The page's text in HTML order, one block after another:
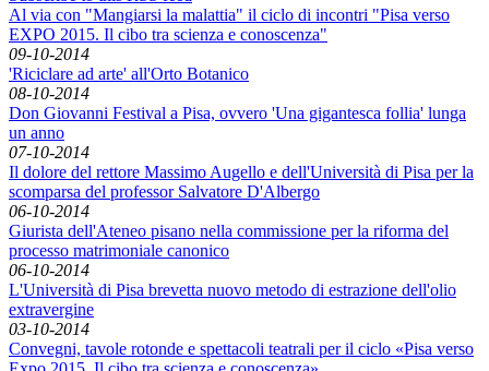
Al via con "Mangiarsi la malattia" il ciclo di incontri "Pisa verso
EXPO 2015. Il cibo tra scienza e conoscenza"
09-10-2014
'Riciclare ad arte' all'Orto Botanico
08-10-2014
Don Giovanni Festival a Pisa, ovvero 'Una gigantesca follia' lunga
un anno
07-10-2014
Il dolore del rettore Massimo Augello e dell'Università di Pisa per la
scomparsa del professor Salvatore D'Albergo
06-10-2014
Giurista dell'Ateneo pisano nella commissione per la riforma del
processo matrimoniale canonico
06-10-2014
L'Università di Pisa brevetta nuovo metodo di estrazione dell'olio
extravergine
03-10-2014
Convegni, tavole rotonde e spettacoli teatrali per il ciclo «Pisa verso